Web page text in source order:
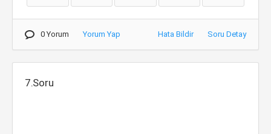
0 Yorum Yorum Yap Hata Bildir Soru Detay
7.Soru